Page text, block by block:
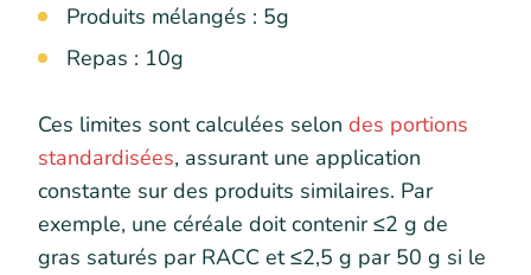
Produits mélangés : 5g
Repas : 10g
Ces limites sont calculées selon des portions
standardisées, assurant une application
constante sur des produits similaires. Par
exemple, une céréale doit contenir ≤2 g de
gras saturés par RACC et ≤2,5 g par 50 g si le